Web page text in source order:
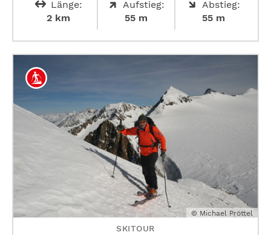
Länge:
2 km
Aufstieg:
55 m
Abstieg:
55 m
© Michael Pröttel
SKITOUR